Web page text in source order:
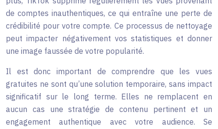
de comptes inauthentiques, ce qui entraîne une perte de
crédibilité pour votre compte. Ce processus de nettoyage
peut impacter négativement vos statistiques et donner
une image faussée de votre popularité.
Il est donc important de comprendre que les vues
gratuites ne sont qu’une solution temporaire, sans impact
significatif sur le long terme. Elles ne remplacent en
aucun cas une stratégie de contenu pertinent et un
engagement authentique avec votre audience. Se